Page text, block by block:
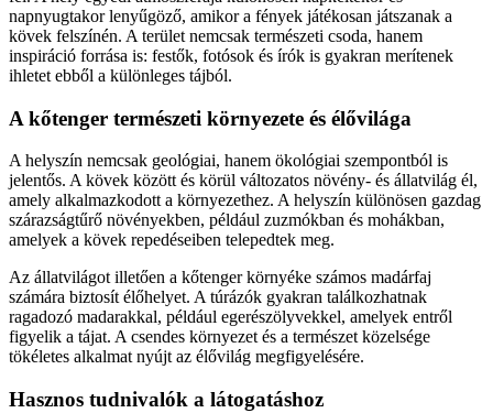
napnyugtakor lenyűgöző, amikor a fények játékosan játszanak a
kövek felszínén. A terület nemcsak természeti csoda, hanem
inspiráció forrása is: festők, fotósok és írók is gyakran merítenek
ihletet ebből a különleges tájból.
A kőtenger természeti környezete és élővilága
A helyszín nemcsak geológiai, hanem ökológiai szempontból is
jelentős. A kövek között és körül változatos növény- és állatvilág él,
amely alkalmazkodott a környezethez. A helyszín különösen gazdag
szárazságtűrő növényekben, például zuzmókban és mohákban,
amelyek a kövek repedéseiben telepedtek meg.
Az állatvilágot illetően a kőtenger környéke számos madárfaj
számára biztosít élőhelyet. A túrázók gyakran találkozhatnak
ragadozó madarakkal, például egerészölyvekkel, amelyek entről
figyelik a tájat. A csendes környezet és a természet közelsége
tökéletes alkalmat nyújt az élővilág megfigyelésére.
Hasznos tudnivalók a látogatáshoz